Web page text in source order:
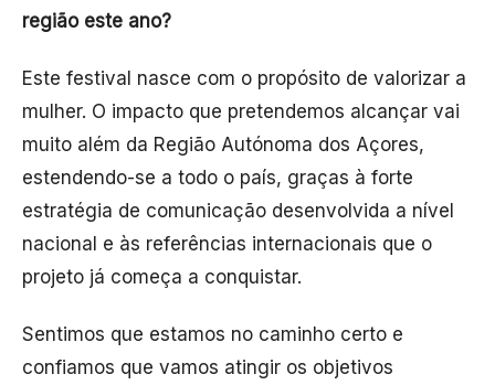
região este ano?
Este festival nasce com o propósito de valorizar a
mulher. O impacto que pretendemos alcançar vai
muito além da Região Autónoma dos Açores,
estendendo-se a todo o país, graças à forte
estratégia de comunicação desenvolvida a nível
nacional e às referências internacionais que o
projeto já começa a conquistar.
Sentimos que estamos no caminho certo e
confiamos que vamos atingir os objetivos